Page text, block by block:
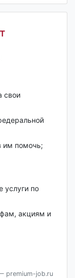
свои
им помочь;
услуги по
акциям и
premium-job.ru